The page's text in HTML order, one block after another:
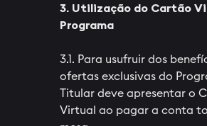
3. Utilização do Cartão
Programa
3.1. Para usufruir dos
ofertas exclusivas do
Titular deve apresentar o
Virtual ao pagar a conta